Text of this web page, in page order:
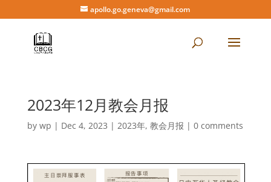
apollo.go.geneva@gmail.com
2023年12月教会月报
by wp | Dec 4, 2023 | 2023年, 教会月报 | 0 comments